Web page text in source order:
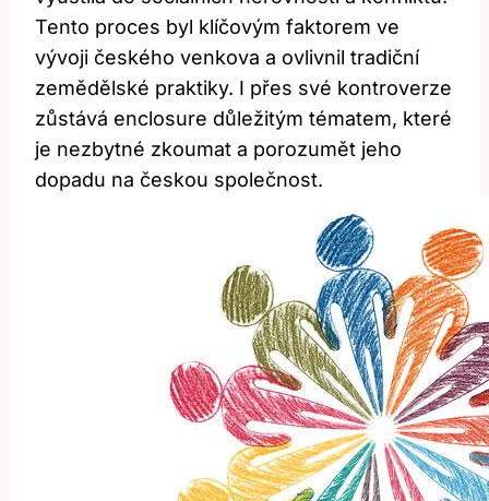
Tento proces byl klíčovým faktorem ve
vývoji českého venkova a ovlivnil tradiční
zemědělské praktiky. I přes své kontroverze
zůstává enclosure důležitým tématem, které
je nezbytné zkoumat a porozumět jeho
dopadu na českou společnost.